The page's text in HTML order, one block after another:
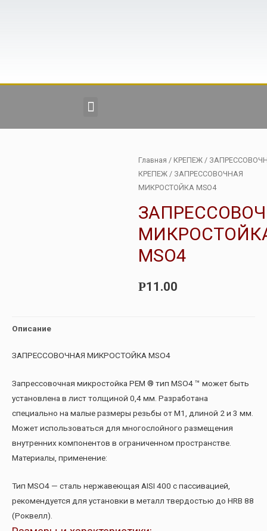
Главная / КРЕПЕЖ /
КРЕПЕЖ / ЗАПРЕССОВОЧНАЯ
МИКРОСТОЙКА MSO4
MSO4
Р11.00
Описание
ЗАПРЕССОВОЧНАЯ МИКРОСТОЙКА MSO4
Запрессовочная микростойка PEM ® тип MSO4 ™ может быть
установлена в лист толщиной 0,4 мм. Разработана
специально на малые размеры резьбы от М1, длиной 2 и 3 мм.
Может использоваться для многослойного размещения
внутренних компонентов в ограниченном пространстве.
Материалы, применение:
Тип MSO4 — сталь нержавеющая AISI 400 с пассивацией,
рекомендуется для установки в металл твердостью до HRB 88
(Роквелл).